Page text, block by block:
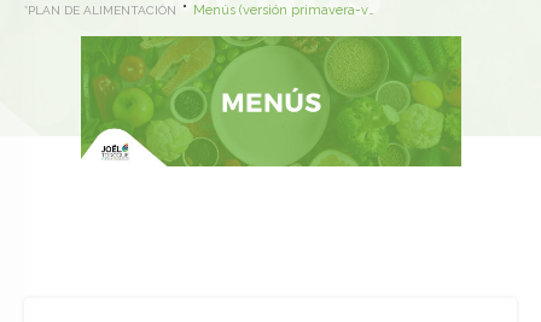
*PLAN DE ALIMENTACIÓN
Menús (versión primavera-verano-otoño)